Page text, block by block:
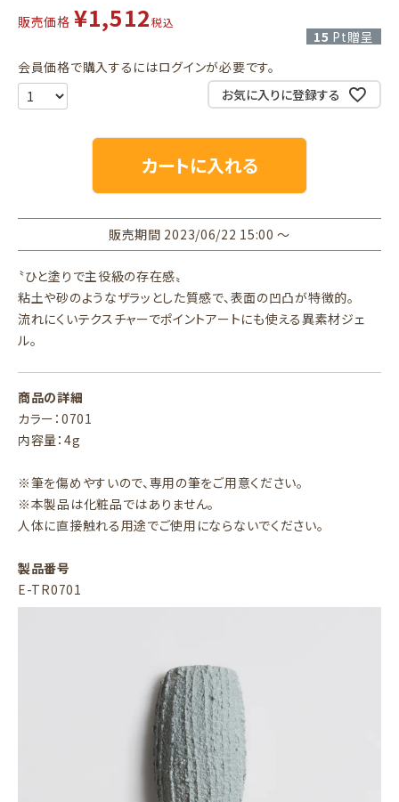
販売価格 ¥1,512税込
15 Pt贈呈
会員価格で購入するにはログインが必要です。
お気に入りに登録する
カートに入れる
販売期間 2023/06/22 15:00〜
〝ひと塗りで主役級の存在感〟
粘土や砂のようなザラッとした質感で、表面の凹凸が特徴的。
流れにくいテクスチャーでポイントアートにも使える異素材ジェ
ル。
商品の詳細
カラー：0701
内容量：4g
※筆を傷めやすいので、専用の筆をご用意ください。
※本製品は化粧品ではありません。
人体に直接触れる用途でご使用にならないでください。
製品番号
E-TR0701